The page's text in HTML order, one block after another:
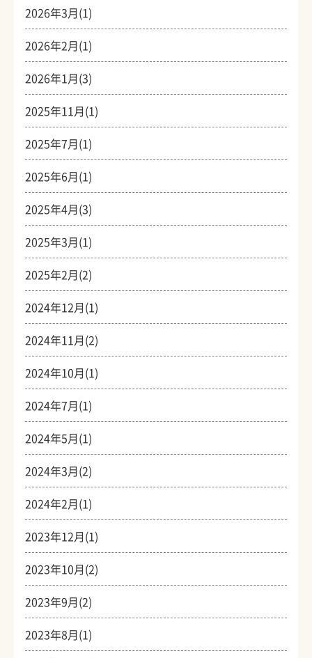
2026年3月(1)
2026年2月(1)
2026年1月(3)
2025年11月(1)
2025年7月(1)
2025年6月(1)
2025年4月(3)
2025年3月(1)
2025年2月(2)
2024年12月(1)
2024年11月(2)
2024年10月(1)
2024年7月(1)
2024年5月(1)
2024年3月(2)
2024年2月(1)
2023年12月(1)
2023年10月(2)
2023年9月(2)
2023年8月(1)